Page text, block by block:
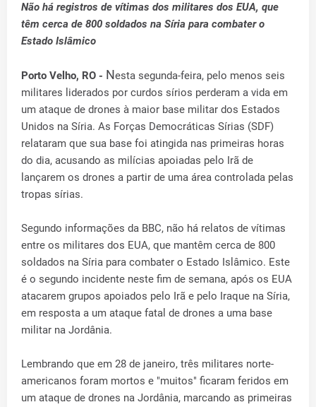
Não há registros de vítimas dos militares dos EUA, que
têm cerca de 800 soldados na Síria para combater o
Estado Islâmico
Porto Velho, RO - Nesta segunda-feira, pelo menos seis
militares liderados por curdos sírios perderam a vida em
um ataque de drones à maior base militar dos Estados
Unidos na Síria. As Forças Democráticas Sírias (SDF)
relataram que sua base foi atingida nas primeiras horas
do dia, acusando as milícias apoiadas pelo Irã de
lançarem os drones a partir de uma área controlada pelas
tropas sírias.
Segundo informações da BBC, não há relatos de vítimas
entre os militares dos EUA, que mantêm cerca de 800
soldados na Síria para combater o Estado Islâmico. Este
é o segundo incidente neste fim de semana, após os EUA
atacarem grupos apoiados pelo Irã e pelo Iraque na Síria,
em resposta a um ataque fatal de drones a uma base
militar na Jordânia.
Lembrando que em 28 de janeiro, três militares norte-
americanos foram mortos e "muitos" ficaram feridos em
um ataque de drones na Jordânia, marcando as primeiras